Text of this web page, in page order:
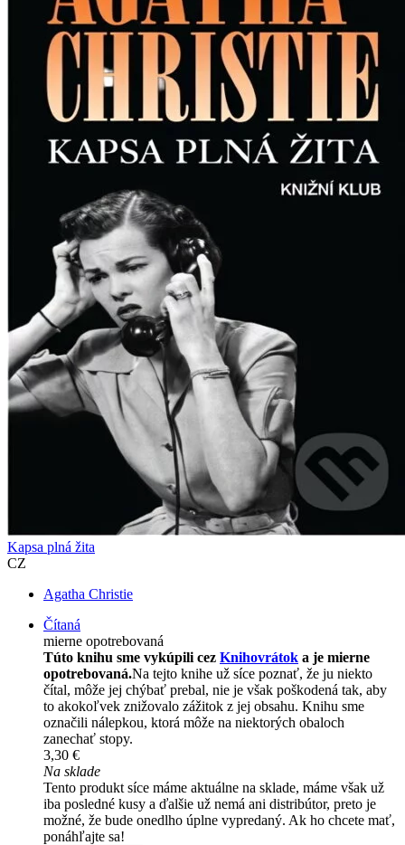
Kapsa plná žita
CZ
Agatha Christie
Čítaná
mierne opotrebovaná
Túto knihu sme vykúpili cez Knihovrátok a je mierne
opotrebovaná.Na tejto knihe už síce poznať, že ju niekto
čítal, môže jej chýbať prebal, nie je však poškodená tak, aby
to akokoľvek znižovalo zážitok z jej obsahu. Knihu sme
označili nálepkou, ktorá môže na niektorých obaloch
zanechať stopy.
3,30 €
Na sklade
Tento produkt síce máme aktuálne na sklade, máme však už
iba posledné kusy a ďalšie už nemá ani distribútor, preto je
možné, že bude onedlho úplne vypredaný. Ak ho chcete mať,
ponáhľajte sa!